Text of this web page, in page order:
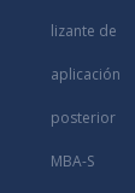
lizante de
aplicación
posterior
MBA-S